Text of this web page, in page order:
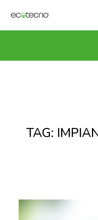
TAG: